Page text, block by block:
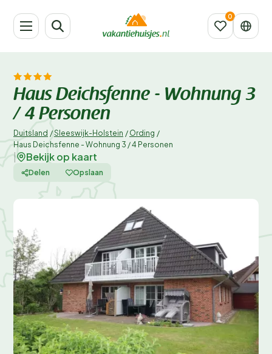
Haus Deichsfenne - Wohnung 3
/ 4 Personen
Duitsland /Sleeswijk-Holstein / Ording /
Haus Deichsfenne - Wohnung 3 / 4 Personen
Bekijk op kaart
Delen Opslaan